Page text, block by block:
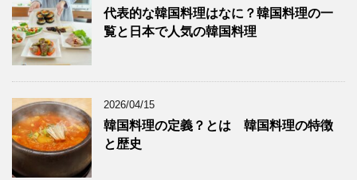
代表的な韓国料理はなに？韓国料理の一
覧と日本で人気の韓国料理
2026/04/15
韓国料理の定義？とは 韓国料理の特徴
と歴史